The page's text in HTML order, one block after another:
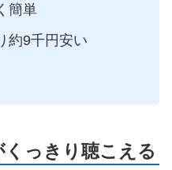
簡単
約9千円安い
っきり聴こえる